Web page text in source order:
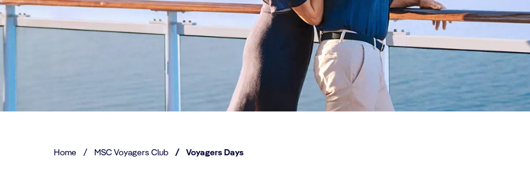
Home / MSC Voyagers Club / Voyagers Days